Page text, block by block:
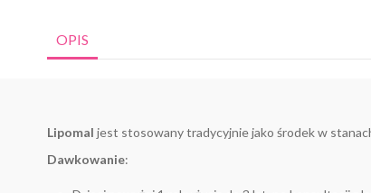
OPIS
Lipomal jest stosowany tradycyjnie jako środek w
Dawkowanie: